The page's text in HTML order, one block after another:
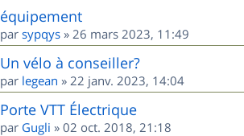
équipement
par sypqys » 26 mars 2023, 11:49
Un vélo à conseiller?
par legean » 22 janv. 2023, 14:04
Porte VTT Électrique
par Gugli » 02 oct. 2018, 21:18